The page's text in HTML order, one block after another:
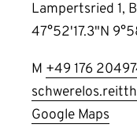
Lampertsried 1,
47°52'17.3"N
M +49 176
Google Maps